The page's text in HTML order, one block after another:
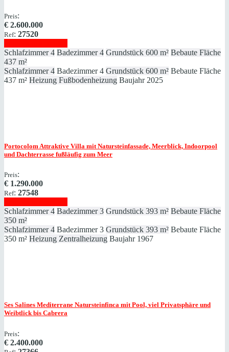
Preis:
€ 2.600.000
Ref: 27520
Schlafzimmer 4 Badezimmer 4 Grundstück 600 m² Bebaute Fläche
437 m²
Schlafzimmer 4 Badezimmer 4 Grundstück 600 m² Bebaute Fläche
437 m² Heizung Fußbodenheizung Baujahr 2025
PortocolomAttraktive Villa mit Natursteinfassade, Meerblick, Indoorpool
und Dachterrasse fußläufig zum Meer
Preis:
€ 1.290.000
Ref: 27548
Schlafzimmer 4 Badezimmer 3 Grundstück 393 m² Bebaute Fläche
350 m²
Schlafzimmer 4 Badezimmer 3 Grundstück 393 m² Bebaute Fläche
350 m² Heizung Zentralheizung Baujahr 1967
Ses Salines Mediterrane Natursteinfinca mit Pool, viel Privatsphäre und
Weibtlick bis Cabrera
Preis:
€ 2.400.000